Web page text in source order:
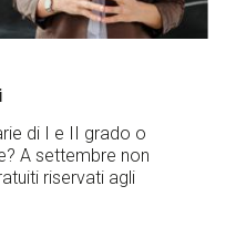
di I e II grado o
A settembre non
riservati agli